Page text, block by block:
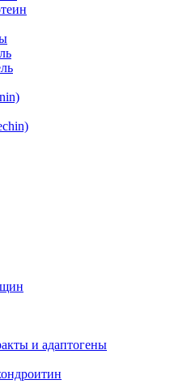
и адаптогены